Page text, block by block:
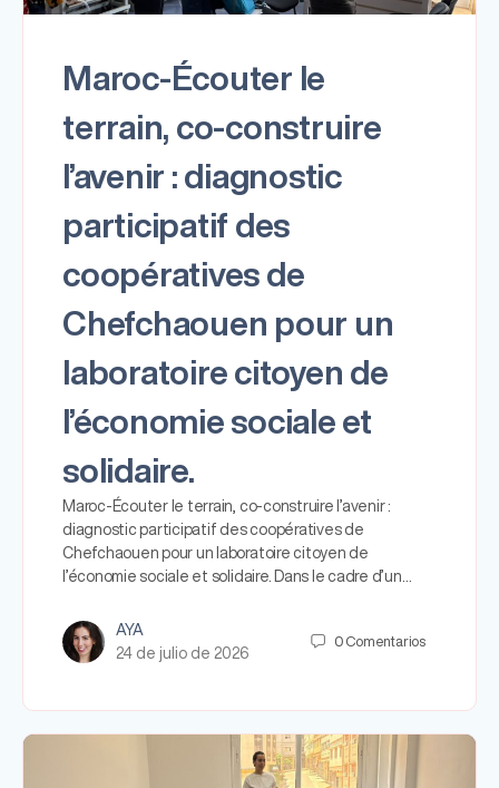
Maroc-Écouter le
terrain, co-construire
l’avenir : diagnostic
participatif des
coopératives de
Chefchaouen pour un
laboratoire citoyen de
l’économie sociale et
solidaire.
Maroc-Écouter le terrain, co-construire l’avenir :
diagnostic participatif des coopératives de
Chefchaouen pour un laboratoire citoyen de
l’économie sociale et solidaire. Dans le cadre d’un…
AYA
24 de julio de 2026
0 Comentarios